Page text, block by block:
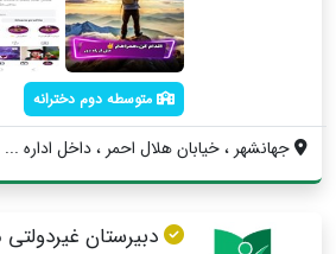
متوسطه دوم دخترانه
جهانشهر ، خیابان هلال احمر ، داخل اداره ...
دبیرستان